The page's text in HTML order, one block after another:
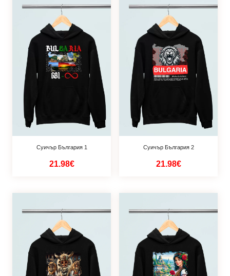
Суичър България 1
21.98€
Суичър България 2
21.98€